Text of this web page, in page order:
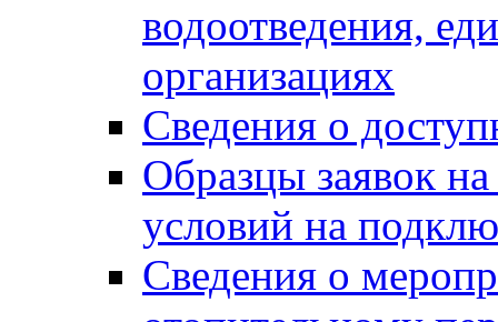
водоотведения,
организациях
Сведения о
Образцы заявок
условий на
Сведения о